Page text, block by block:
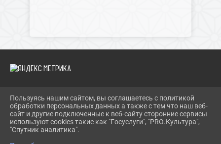
2026 Г. SCKS-SOKOL.GULKULT.RU
ВХОД
КАРТА САЙТА
ПОЛИТИКА ОБРАБОТКИ ПЕРСОНАЛЬНЫХ ДАННЫХ
Пользуясь нашим сайтом, вы соглашаетесь с политикой
обработки персональных данных а также с тем что наш веб-
сайт и другие подключенные к веб-сайту сторонние сервисы
используют cookies такие как "Госуслуги", "PRO.Культура",
"Спутник аналитика".